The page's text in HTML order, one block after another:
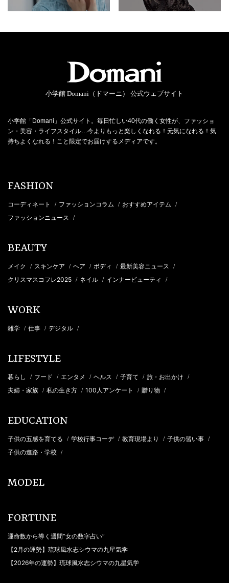
小学館 Domani（ドマーニ） 公式ウェブサイト
小学館「Domani」公式サイト。毎日忙しい40代の働く女性が、ファッショ
ン・美容・ライフスタイル…今よりもっと楽しくなれる！元気になれる！気
持ちよくなれる！こと限定でお届けするメディアです。
FASHION
コーディネート / ファッションコラム / おすすめアイテム /
ファッションニュース /
BEAUTY
メイク / スキンケア / ヘア / ボディ / 最新美容ニュース /
クリスマスコフレ2025 / ネイル / インナービューティ /
WORK
雑学 / 仕事 / デジタル /
LIFESTYLE
暮らし / フード / エンタメ / ヘルス / 子育て / 旅・お出かけ /
夫婦・家族 / 私の生き方 / 100人アンケート / 贈り物 /
EDUCATION
子供の五感を育てる / 学校行事コーデ / 教育現場より / 子供の習い事 /
子供の進路・学校 /
MODEL
FORTUNE
運命数から導く週間“女の数字占い”
【2月の運勢】琉球風水志シウマの九星気学
【2026年の運勢】琉球風水志シウマの九星気学